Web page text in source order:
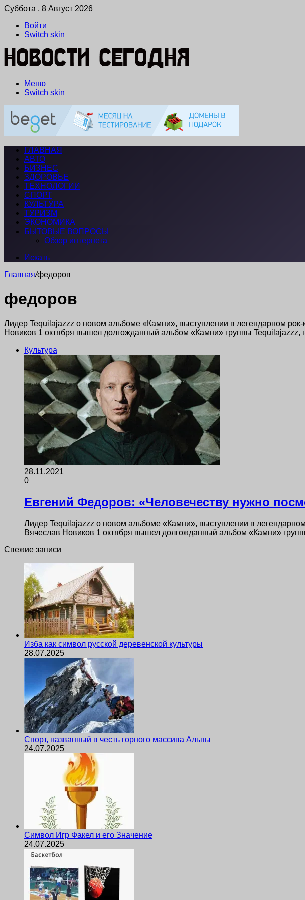
Суббота , 8 Август 2026
Войти
Switch skin
Меню
Switch skin
ГЛАВНАЯ
АВТО
БИЗНЕС
ЗДОРОВЬЕ
ТЕХНОЛОГИИ
СПОРТ
КУЛЬТУРА
ТУРИЗМ
ЭКОНОМИКА
БЫТОВЫЕ ВОПРОСЫ
Обзор интернета
Искать
Главная/федоров
федоров
Лидер Tequilajazzz о новом альбоме «Камни», выступлении в легендарном
Новиков 1 октября вышел долгожданный альбом «Камни» группы
Культура
28.11.2021
0
Евгений Федоров: «Человечеству нужно
Лидер Tequilajazzz о новом альбоме «Камни», выступлении в
Вячеслав Новиков 1 октября вышел долгожданный альбом «Камни»
Свежие записи
Изба как символ русской деревенской культуры
28.07.2025
Спорт, названный в честь горного массива Альпы
24.07.2025
Символ Игр Факел и его Значение
24.07.2025